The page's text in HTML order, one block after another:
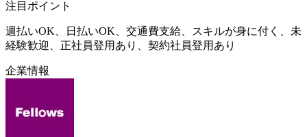
注目ポイント
週払いOK、日払いOK、交通費支給、スキルが身に付く、未
経験歓迎、正社員登用あり、契約社員登用あり
企業情報